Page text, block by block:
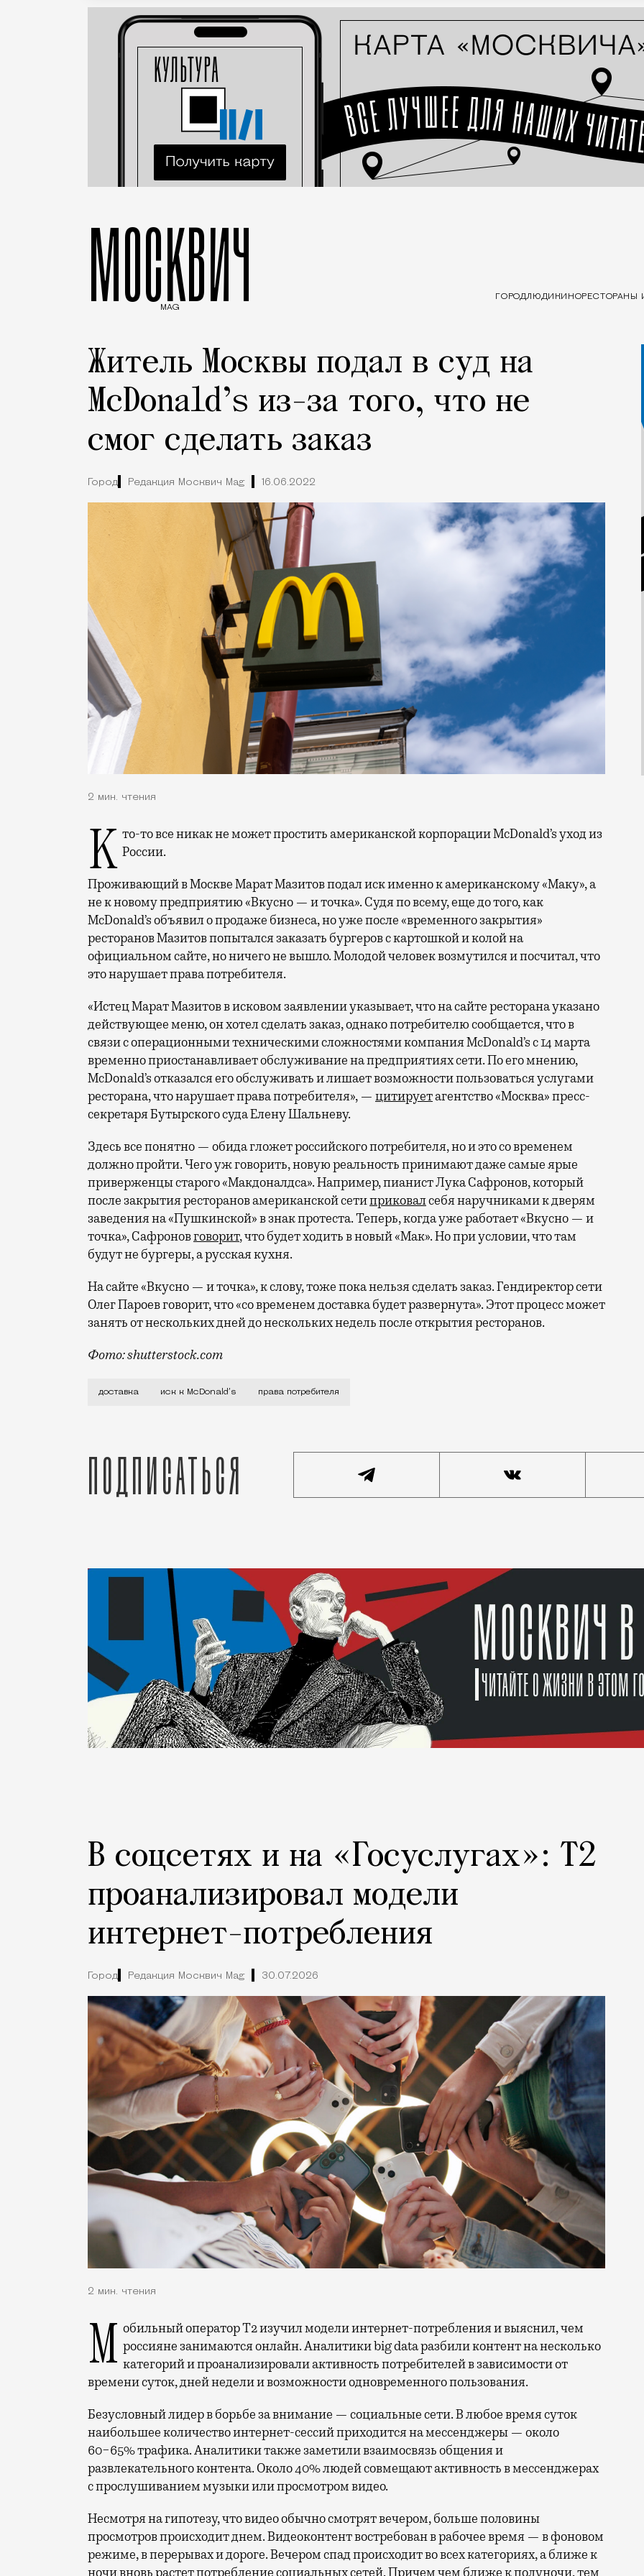
МОСКВИЧ
MAG
ГОРОДЛЮДИ КИНОРЕСТОРАНЫ
Житель Москвы подал в суд на
McDonald’s из-за того, что не
смог сделать заказ
Город Редакция Москвич Mag 16.06.2022
2 мин. чтения
Кто-то все никак не может простить американской корпорации McDonald’s уход из России.
Проживающий в Москве Марат Мазитов подал иск именно к американскому «Маку», а
не к новому предприятию «Вкусно — и точка». Судя по всему, еще до того, как
McDonald’s объявил о продаже бизнеса, но уже после «временного закрытия»
ресторанов Мазитов попытался заказать бургеров с картошкой и колой на
официальном сайте, но ничего не вышло. Молодой человек возмутился и посчитал, что
это нарушает права потребителя.
«Истец Марат Мазитов в исковом заявлении указывает, что на сайте ресторана указано
действующее меню, он хотел сделать заказ, однако потребителю сообщается, что в
связи с операционными техническими сложностями компания McDonald’s с 14 марта
временно приостанавливает обслуживание на предприятиях сети. По его мнению,
McDonald’s отказался его обслуживать и лишает возможности пользоваться услугами
ресторана, что нарушает права потребителя», — цитируетагентство «Москва» пресс-
секретаря Бутырского суда Елену Шальневу.
Здесь все понятно — обида гложет российского потребителя, но и это со временем
должно пройти. Чего уж говорить, новую реальность принимают даже самые ярые
приверженцы старого «Макдоналдса». Например, пианист Лука Сафронов, который
после закрытия ресторанов американской сетиприковалсебя наручниками к дверям
заведения на «Пушкинской» в знак протеста. Теперь, когда уже работает «Вкусно — и
точка», Сафроновговорит, что будет ходить в новый «Мак». Но при условии, что там
будут не бургеры, а русская кухня.
На сайте «Вкусно — и точка», к слову, тоже пока нельзя сделать заказ. Гендиректор сети
Олег Пароев говорит, что «со временем доставка будет развернута». Этот процесс может
занять от нескольких дней до нескольких недель после открытия ресторанов.
Фото: shutterstock.com
Кто-то все никак не может простить американской корпорации McDonald’s уход из
доставка иск к McDonald’s права потребителя
Подписаться
Город
В соцсетях и на «Госуслугах»: Т2
проанализировал модели
интернет-потребления
Город Редакция Москвич Mag 30.07.2026
2 мин. чтения
Мобильный оператор Т2 изучил модели интернет-потребления и выяснил, чем россияне занимаются онлайн. Аналитики big data разбили контент на несколько
категорий и проанализировали активность потребителей в зависимости от
времени суток, дней недели и возможности одновременного пользования.
Безусловный лидер в борьбе за внимание — социальные сети. В любое время суток
наибольшее количество интернет-сессий приходится на мессенджеры — около
60−65% трафика. Аналитики также заметили взаимосвязь общения и
развлекательного контента. Около 40% людей совмещают активность в мессенджерах
с прослушиванием музыки или просмотром видео.
Несмотря на гипотезу, что видео обычно смотрят вечером, больше половины
просмотров происходит днем. Видеоконтент востребован в рабочее время — в фоновом
режиме, в перерывах и дороге. Вечером спад происходит во всех категориях, а ближе к
ночи вновь растет потребление социальных сетей. Причем чем ближе к полуночи, тем